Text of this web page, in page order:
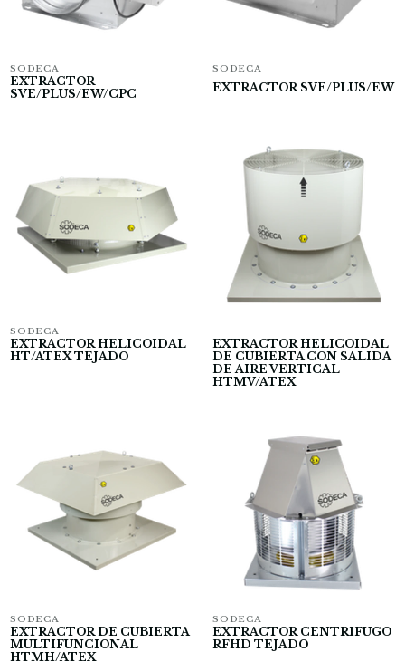
SODECA
EXTRACTOR
SVE/PLUS/EW/CPC
SODECA
EXTRACTOR SVE/PLUS/EW
SODECA
EXTRACTOR HELICOIDAL
HT/ATEX TEJADO
EXTRACTOR HELICOIDAL
DE CUBIERTA CON SALIDA
DE AIRE VERTICAL
HTMV/ATEX
SODECA
EXTRACTOR DE CUBIERTA
MULTIFUNCIONAL
HTMH/ATEX
SODECA
EXTRACTOR CENTRIFUGO
RFHD TEJADO